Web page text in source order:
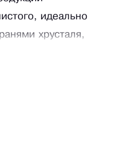
идеально
хрусталя,
мастеров –
знают в